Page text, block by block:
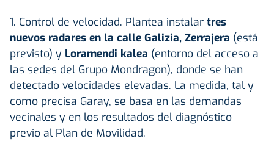
1. Control de velocidad. Plantea instalar tres
nuevos radares en la calle Galizia, Zerrajera (está
previsto) y Loramendi kalea (entorno del acceso a
las sedes del Grupo Mondragon), donde se han
detectado velocidades elevadas. La medida, tal y
como precisa Garay, se basa en las demandas
vecinales y en los resultados del diagnóstico
previo al Plan de Movilidad.